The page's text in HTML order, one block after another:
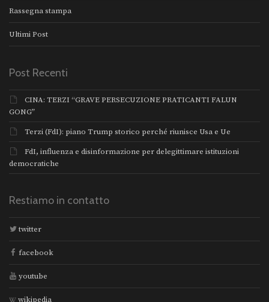
Rassegna stampa
Ultimi Post
Post Recenti
CINA: TERZI “GRAVE PERSECUZIONE PRATICANTI FALUN
GONG”
Terzi (FdI): piano Trump storico perché riunisce Usa e Ue
FdI, influenza e disinformazione per delegittimare istituzioni
democratiche
Restiamo in contatto
twitter
facebook
youtube
wikipedia